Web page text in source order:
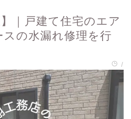
】｜戸建て住宅のエア
の水漏れ修理を行
/